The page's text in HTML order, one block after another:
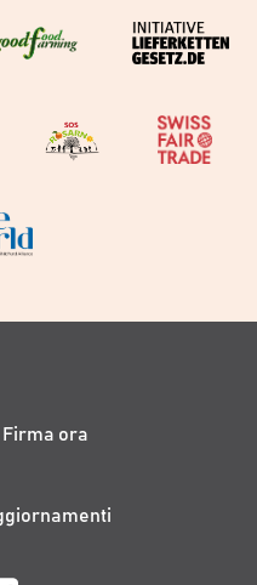
Firma ora